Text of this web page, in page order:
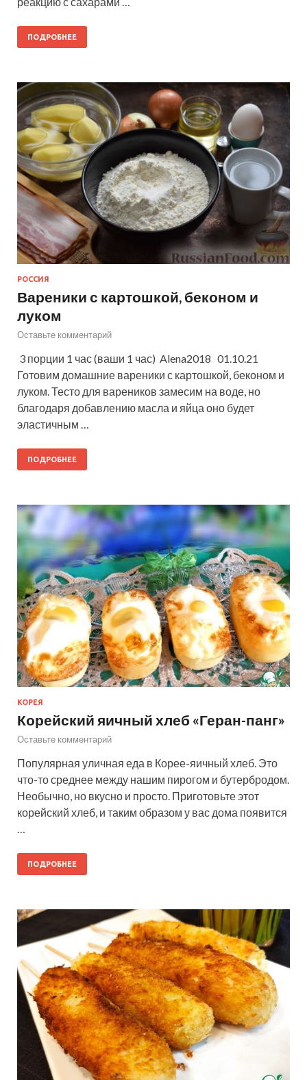
ПОДРОБНЕЕ
РОССИЯ
Вареники с картошкой, беконом и
луком
Оставьте комментарий
3 порции 1 час (ваши 1 час) Alena2018 01.10.21
Готовим домашние вареники с картошкой, беконом и
луком. Тесто для вареников замесим на воде, но
благодаря добавлению масла и яйца оно будет
эластичным …
ПОДРОБНЕЕ
КОРЕЯ
Корейский яичный хлеб «Геран-панг»
Оставьте комментарий
Популярная уличная еда в Корее-яичный хлеб. Это
что-то среднее между нашим пирогом и бутербродом.
Необычно, но вкусно и просто. Приготовьте этот
корейский хлеб, и таким образом у вас дома появится
ПОДРОБНЕЕ